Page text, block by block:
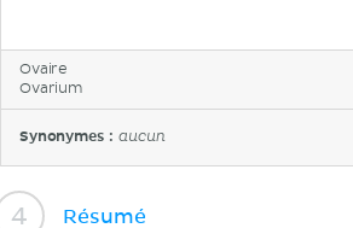
Ovaire
Ovarium
Synonymes :aucun
Résumé